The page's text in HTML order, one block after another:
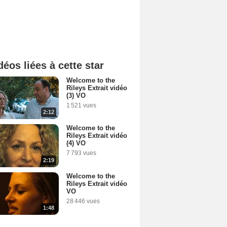
liées à cette star
2:12
Welcome to the
Rileys Extrait vidéo
(3) VO
1 521 vues
2:19
Welcome to the
Rileys Extrait vidéo
(4) VO
7 793 vues
1:48
Welcome to the
Rileys Extrait vidéo
VO
28 446 vues